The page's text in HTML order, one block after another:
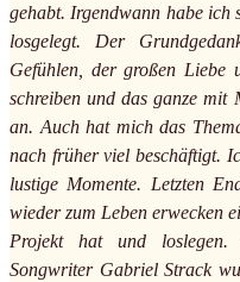
gehabt. Irgendwann habe ich
losgelegt. Der
Gefühlen, der großen Liebe
schreiben und das ganze mit
an. Auch hat mich das
nach früher viel beschäftigt.
lustige Momente. Letzten
wieder zum Leben erwecken
Projekt hat und
Songwriter Gabriel Strack